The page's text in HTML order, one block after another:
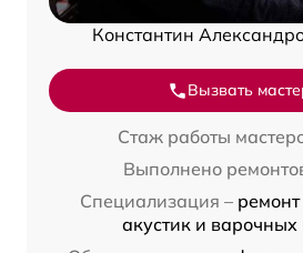
Константин
Вызвать
Стаж работы
Выполнено
Специализация –
акустик и варочных